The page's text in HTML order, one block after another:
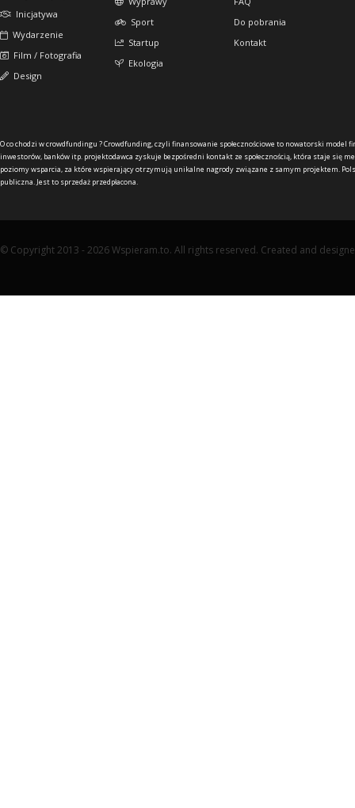
Inicjatywa
Wydarzenie
Film / Fotografia
Design
Sport
Startup
Ekologia
Do pobrania
Kontakt
O co chodzi w crowdfundingu ?Crowdfunding, czyli finansowanie społecznościowe to nowatorski model
inwestorów, banków itp. projektodawca zyskuje bezpośredni kontakt ze społecznością, która staje się
poziomy wsparcia, za które wspierający otrzymują unikalne nagrody związane z samym projektem.
publiczna. Jest to sprzedaż przedpłacona.
© Copyright 2013 - 2026 Wspieram.to. All rights reserved. Created and